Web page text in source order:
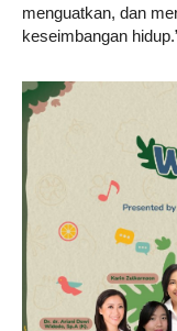
menguatkan, dan
keseimbangan